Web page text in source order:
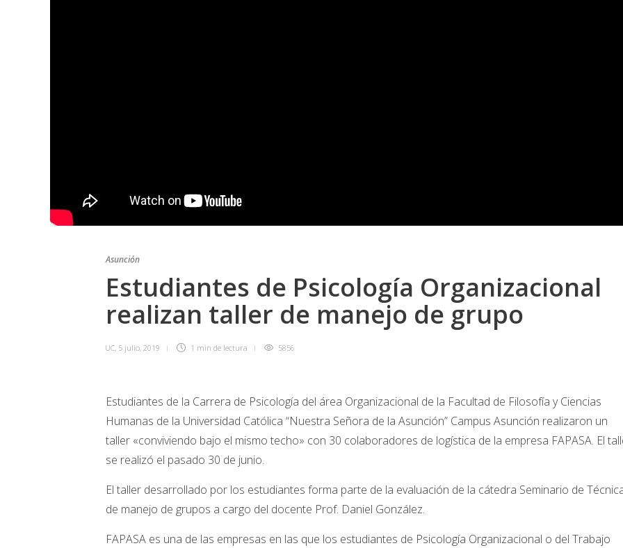
Asunción
Estudiantes de Psicología Organizacional
realizan taller de manejo de grupo
UC, 5 julio, 2019 1 min de lectura 5856
Estudiantes de la Carrera de Psicología del área Organizacional de la Facultad de Filosofía y Ciencias
Humanas de la Universidad Católica “Nuestra Señora de la Asunción” Campus Asunción realizaron un
taller «conviviendo bajo el mismo techo» con 30 colaboradores de logística de la empresa FAPASA. El
se realizó el pasado 30 de junio.
El taller desarrollado por los estudiantes forma parte de la evaluación de la cátedra Seminario de
de manejo de grupos a cargo del docente Prof. Daniel González.
FAPASA es una de las empresas en las que los estudiantes de Psicología Organizacional o del Trabajo